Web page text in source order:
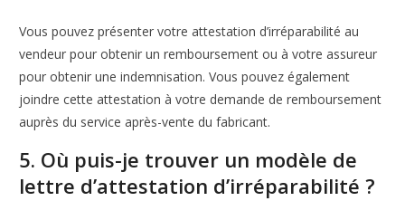
Vous pouvez présenter votre attestation d’irréparabilité au
vendeur pour obtenir un remboursement ou à votre assureur
pour obtenir une indemnisation. Vous pouvez également
joindre cette attestation à votre demande de remboursement
auprès du service après-vente du fabricant.
5. Où puis-je trouver un modèle de
lettre d’attestation d’irréparabilité ?